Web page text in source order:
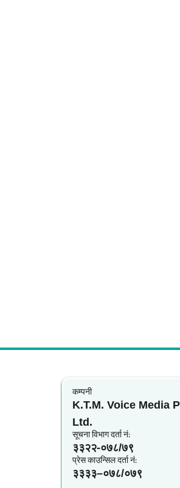
कम्पनी
K.T.M. Voice Media
Ltd.
सूचना विभाग दर्ता नं‍:
३३२२-०७८/७९
प्रेस काउन्सिल दर्ता नं‍:
३३३३–०७८/०७९